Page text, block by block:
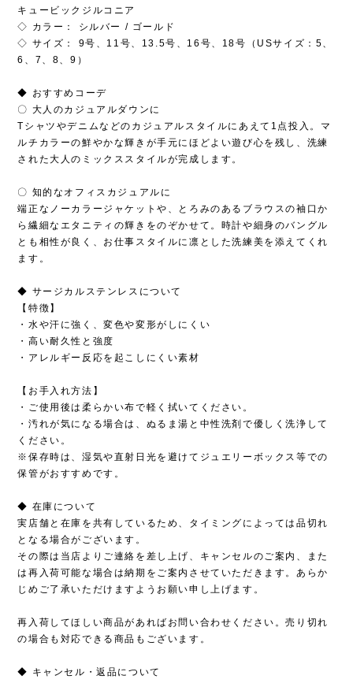
キュービックジルコニア
◇ カラー： シルバー / ゴールド
◇ サイズ： 9号、11号、13.5号、16号、18号（USサイズ：5、
6、7、8、9）
◆ おすすめコーデ
〇 大人のカジュアルダウンに
Tシャツやデニムなどのカジュアルスタイルにあえて1点投入。マ
ルチカラーの鮮やかな輝きが手元にほどよい遊び心を残し、洗練
された大人のミックススタイルが完成します。
〇 知的なオフィスカジュアルに
端正なノーカラージャケットや、とろみのあるブラウスの袖口か
ら繊細なエタニティの輝きをのぞかせて。時計や細身のバングル
とも相性が良く、お仕事スタイルに凛とした洗練美を添えてくれ
ます。
◆ サージカルステンレスについて
【特徴】
・水や汗に強く、変色や変形がしにくい
・高い耐久性と強度
・アレルギー反応を起こしにくい素材
【お手入れ方法】
・ご使用後は柔らかい布で軽く拭いてください。
・汚れが気になる場合は、ぬるま湯と中性洗剤で優しく洗浄して
ください。
※保存時は、湿気や直射日光を避けてジュエリーボックス等での
保管がおすすめです。
◆ 在庫について
実店舗と在庫を共有しているため、タイミングによっては品切れ
となる場合がございます。
その際は当店よりご連絡を差し上げ、キャンセルのご案内、また
は再入荷可能な場合は納期をご案内させていただきます。あらか
じめご了承いただけますようお願い申し上げます。
再入荷してほしい商品があればお問い合わせください。売り切れ
の場合も対応できる商品もございます。
◆ キャンセル・返品について